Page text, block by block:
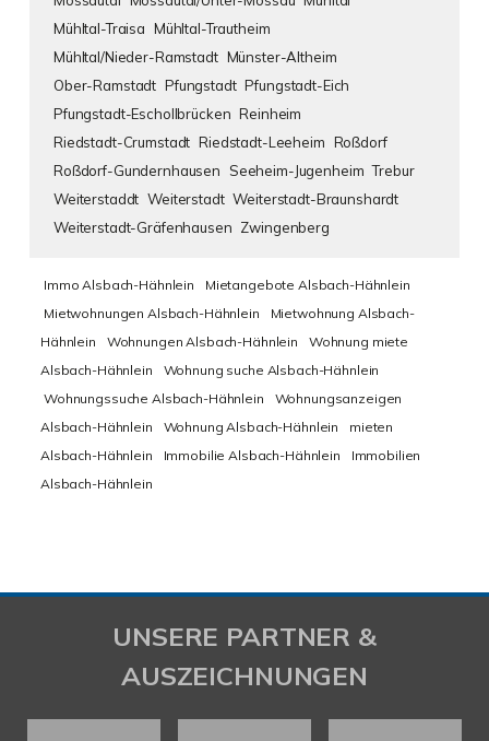
Mühltal-Traisa Mühltal-Trautheim
Mühltal/Nieder-Ramstadt Münster-Altheim
Ober-Ramstadt Pfungstadt Pfungstadt-Eich
Pfungstadt-Eschollbrücken Reinheim
Riedstadt-Crumstadt Riedstadt-Leeheim Roßdorf
Roßdorf-Gundernhausen Seeheim-Jugenheim Trebur
Weiterstaddt Weiterstadt Weiterstadt-Braunshardt
Weiterstadt-Gräfenhausen Zwingenberg
Immo Alsbach-Hähnlein
Mietangebote Alsbach-Hähnlein
Mietwohnungen Alsbach-Hähnlein
Mietwohnung Alsbach-
Hähnlein
Wohnungen Alsbach-Hähnlein
Wohnung miete
Alsbach-Hähnlein
Wohnung suche Alsbach-Hähnlein
Wohnungssuche Alsbach-Hähnlein
Wohnungsanzeigen
Alsbach-Hähnlein
Wohnung Alsbach-Hähnlein
mieten
Alsbach-Hähnlein
Immobilie Alsbach-Hähnlein
Immobilien
Alsbach-Hähnlein
UNSERE PARTNER &
AUSZEICHNUNGEN